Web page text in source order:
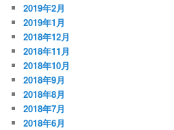
2019年2月
2019年1月
2018年12月
2018年11月
2018年10月
2018年9月
2018年8月
2018年7月
2018年6月